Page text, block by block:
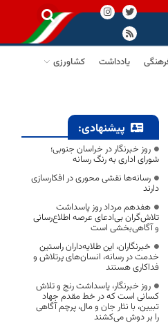
یادداشت
کشاورزی
پیشنهادی:
روز خبرنگار در خراسان جنوبی؛
شورای اداری به رنگ رسانه
رسانه‌ها نقشی محوری در افکارسازی
دارند
هفدهم مرداد روز پاسداشت
تلاش‌گران بی‌ادعای عرصه اطلاع‌رسانی
و آگاهی‌بخشی است
خبرنگاران، این طلایه‌داران راستین
خدمت در رسانه، انسان‌های پرتلاش و
فداکاری هستند
روز خبرنگار، پاسداشت رنج و تلاش
کسانی است که در خط مقدم جهاد
تبیین، با نثار جان و مال، پرچم آگاهی
را بر دوش می‌کشند